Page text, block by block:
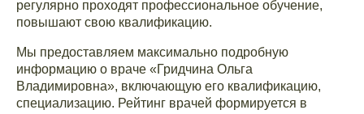
регулярно проходят профессиональное обучение,
повышают свою квалификацию.
Мы предоставляем максимально подробную
информацию о враче «Гридчина Ольга
Владимировна», включающую его квалификацию,
специализацию. Рейтинг врачей формируется в